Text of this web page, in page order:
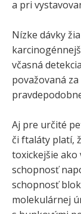
a pri
Nízke dávky
včasná
považovaná
Aj pre určité
či ftaláty platí,
toxickejšie ako
schopnosť
schopnosť
molekulárnej